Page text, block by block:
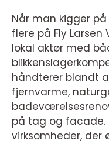
Når man kigger
flere på Fly Larsen
lokal aktør med
håndterer blandt
fjernvarme,
på tag og facade.
virksomheder, der